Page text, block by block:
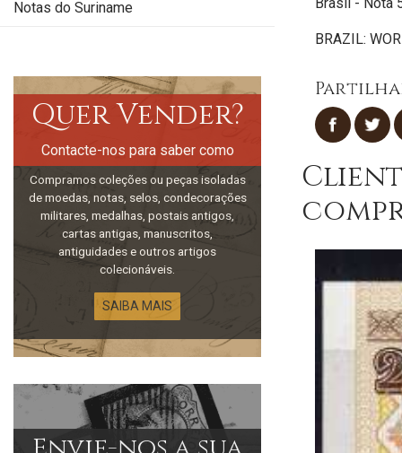
Notas do Suriname
Quer Vender?
Contacte-nos para saber como
Compramos coleções ou peças isoladas
de moedas, notas, selos, condecorações
militares, medalhas, postais antigos,
cartas antigas, manuscritos,
antiguidades e outros artigos
colecionáveis.
SAIBA MAIS
BRAZIL: